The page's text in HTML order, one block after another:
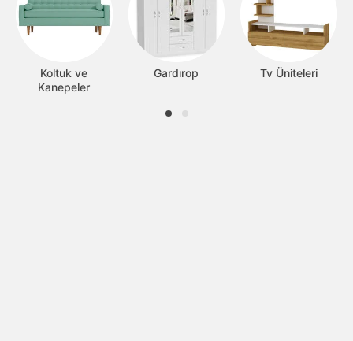
Koltuk ve
Kanepeler
Gardırop Tv Üniteleri